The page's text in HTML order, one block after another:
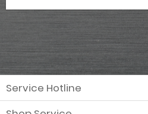
Service Hotline